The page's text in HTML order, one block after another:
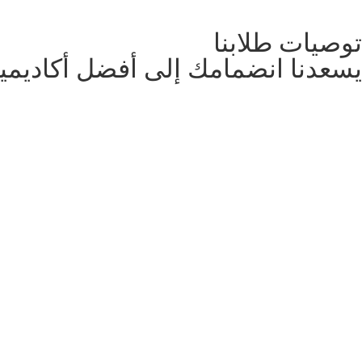
توصيات طلابنا
يسعدنا انضمامك إلى أفضل